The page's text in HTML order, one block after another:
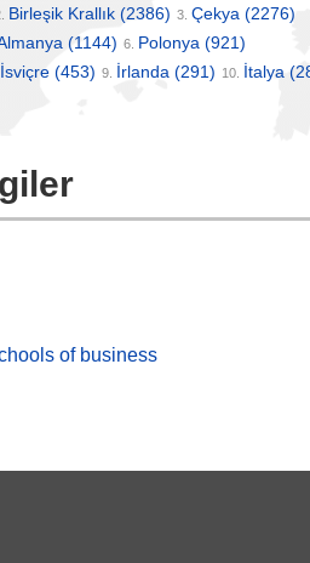
Birleşik Krallık (2386) 3. Çekya (2276)
(1144) 6. Polonya (921)
İsviçre (453) 9. İrlanda (291) 10. İtalya
of business